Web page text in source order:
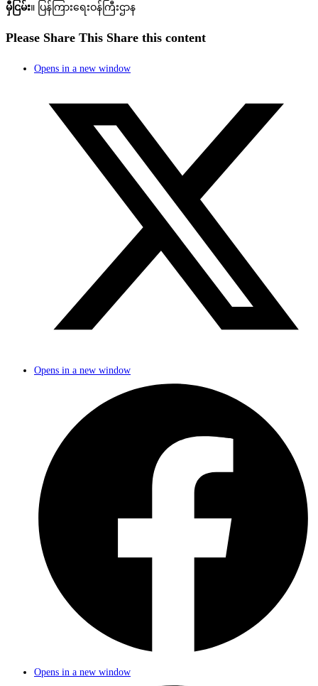
မှီငြမ်း။ ပြန်ကြားရေးဝန်ကြီးဌာန
Please Share This Share this content
Opens in a new window
Opens in a new window
Opens in a new window